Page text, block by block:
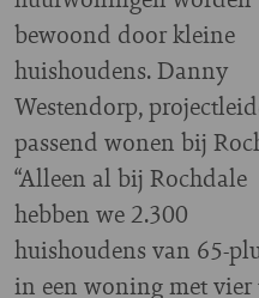
bewoond door kleine
huishoudens. Danny
Westendorp,
passend wonen bij
“Alleen al bij Rochdale
hebben we 2.300
huishoudens van 65-
in een woning met vier